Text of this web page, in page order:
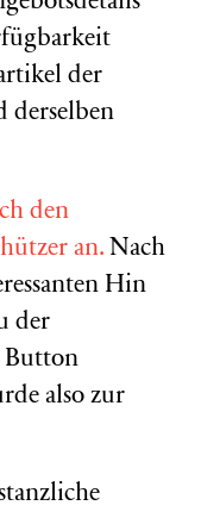
der
derselben
den
an. Nach
Hin
der
Button
also zur